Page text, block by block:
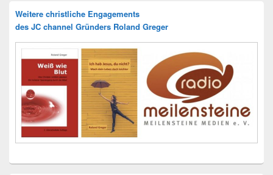
Weitere christliche Engagements
des JC channel Gründers Roland Greger